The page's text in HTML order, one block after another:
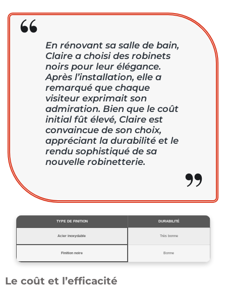
En rénovant sa salle de bain,
Claire a choisi des robinets
noirs pour leur élégance.
Après l’installation, elle a
remarqué que chaque
visiteur exprimait son
admiration. Bien que le coût
initial fût élevé, Claire est
convaincue de son choix,
appréciant la durabilité et le
rendu sophistiqué de sa
nouvelle robinetterie.
TYPE DE FINITION DURABILITÉ
Acier inoxydable Très bonne
Finition noire Bonne
Le coût et l’efficacité